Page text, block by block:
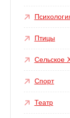
Птицы
Сельское
Спорт
Театр